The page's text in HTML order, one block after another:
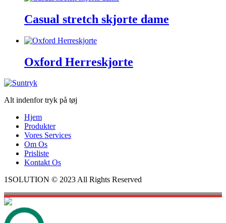
Casual stretch skjorte dame
Oxford Herreskjorte
Alt indenfor tryk på tøj
Hjem
Produkter
Vores Services
Om Os
Prisliste
Kontakt Os
1SOLUTION © 2023 All Rights Reserved